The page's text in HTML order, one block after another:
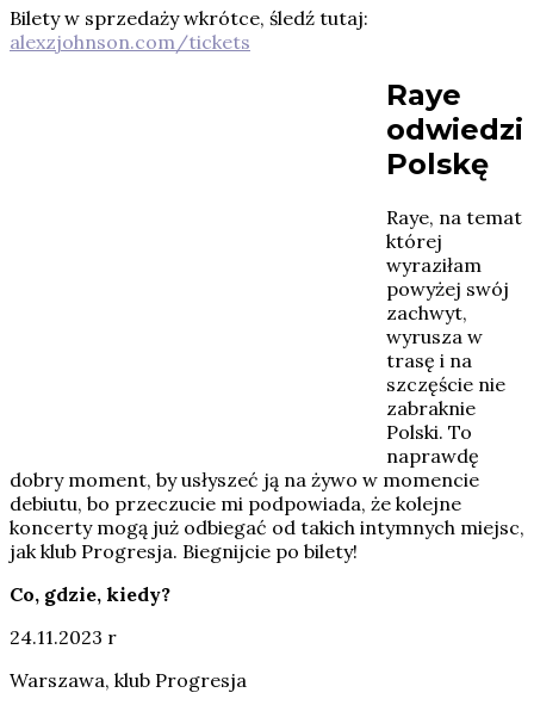
Bilety w sprzedaży wkrótce, śledź tutaj:
alexzjohnson.com/tickets
Raye
odwiedzi
Polskę
Raye, na temat
której
wyraziłam
powyżej swój
zachwyt,
wyrusza w
trasę i na
szczęście nie
zabraknie
Polski. To
naprawdę
dobry moment, by usłyszeć ją na żywo w momencie
debiutu, bo przeczucie mi podpowiada, że kolejne
koncerty mogą już odbiegać od takich intymnych miejsc,
jak klub Progresja. Biegnijcie po bilety!
Co, gdzie, kiedy?
24.11.2023 r
Warszawa, klub Progresja